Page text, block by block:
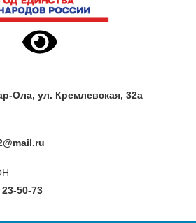
ЦЕНТР ОПЕРЕЖАЮЩЕЙ
Центр опережающей профессиональной
Ола, ул. Кремлевская, 32а
50-73